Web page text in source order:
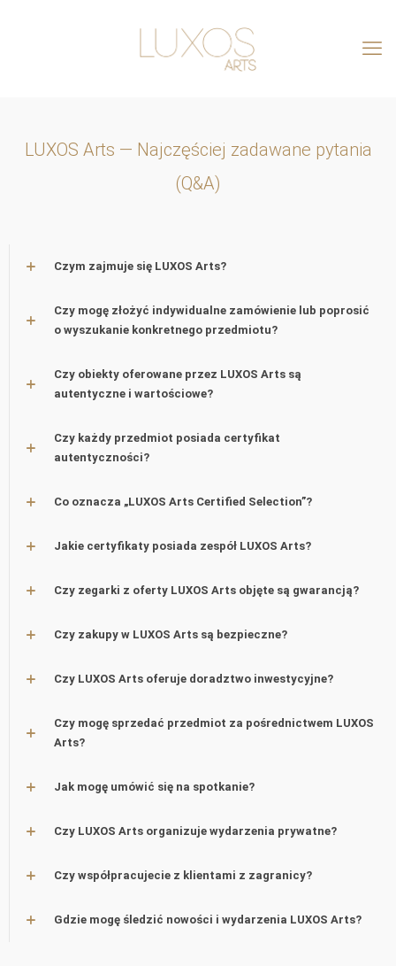
LUXOS Arts — Najczęściej zadawane pytania
(Q&A)
Czym zajmuje się LUXOS Arts?
Czy mogę złożyć indywidualne zamówienie lub poprosić
o wyszukanie konkretnego przedmiotu?
Czy obiekty oferowane przez LUXOS Arts są
autentyczne i wartościowe?
Czy każdy przedmiot posiada certyfikat
autentyczności?
Co oznacza „LUXOS Arts Certified Selection”?
Jakie certyfikaty posiada zespół LUXOS Arts?
Czy zegarki z oferty LUXOS Arts objęte są gwarancją?
Czy zakupy w LUXOS Arts są bezpieczne?
Czy LUXOS Arts oferuje doradztwo inwestycyjne?
Czy mogę sprzedać przedmiot za pośrednictwem LUXOS
Arts?
Jak mogę umówić się na spotkanie?
Czy LUXOS Arts organizuje wydarzenia prywatne?
Czy współpracujecie z klientami z zagranicy?
Gdzie mogę śledzić nowości i wydarzenia LUXOS Arts?